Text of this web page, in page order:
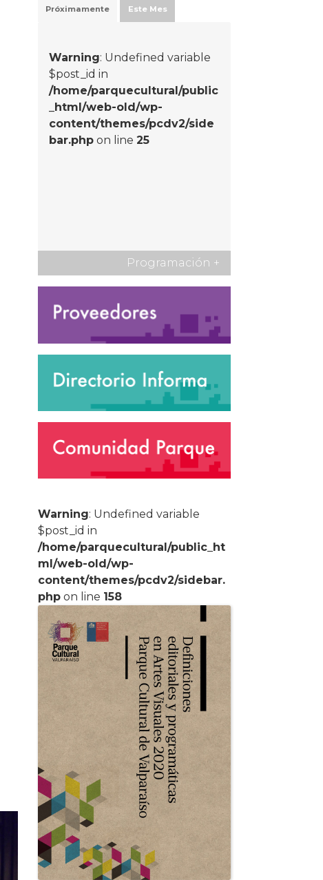
Próximamente Este Mes
Warning: Undefined variable
$post_id in
/home/parquecultural/public
_html/web-old/wp-
content/themes/pcdv2/side
bar.php on line25
Programación +
Warning: Undefined variable
$post_id in
/home/parquecultural/public_ht
ml/web-old/wp-
content/themes/pcdv2/sidebar.
php on line 158